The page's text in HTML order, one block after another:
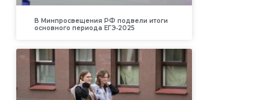
В Минпросвещения РФ подвели итоги
основного периода ЕГЭ‑2025